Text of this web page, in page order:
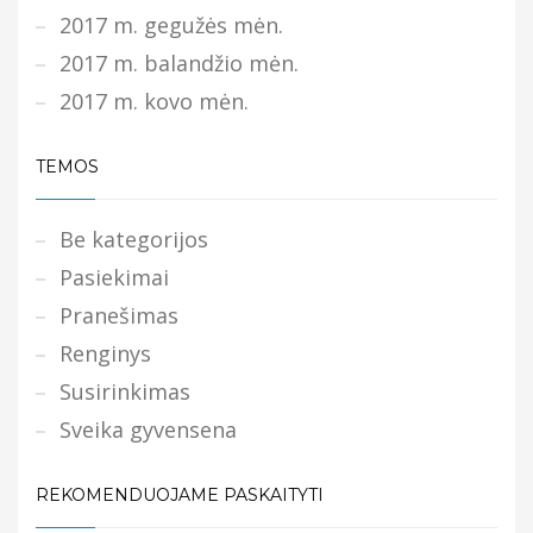
2017 m. gegužės mėn.
2017 m. balandžio mėn.
2017 m. kovo mėn.
TEMOS
Be kategorijos
Pasiekimai
Pranešimas
Renginys
Susirinkimas
Sveika gyvensena
REKOMENDUOJAME PASKAITYTI